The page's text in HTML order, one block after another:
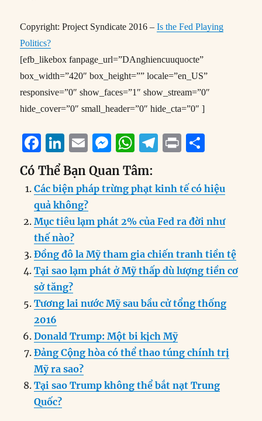
Copyright: Project Syndicate 2016 –Is the Fed Playing
Politics?
[efb_likebox fanpage_url=”DAnghiencuuquocte”
box_width=”420″ box_height=”” locale=”en_US”
responsive=”0″ show_faces=”1″ show_stream=”0″
hide_cover=”0″ small_header=”0″ hide_cta=”0″ ]
F
a
c
e
b
o
o
k
Li
n
k
e
d
I
n
E
m
ai
l
M
e
ss
e
n
er
W
h
at
s
A
p
T
e
g
r
m
P
n
t
a
re
Có Thể Bạn Quan Tâm:
Các biện pháp trừng phạt kinh tế có hiệu
quả không?
Mục tiêu lạm phát 2% của Fed ra đời như
thế nào?
Đồng đô la Mỹ tham gia chiến tranh tiền tệ
Tại sao lạm phát ở Mỹ thấp dù lượng tiền cơ
sở tăng?
Tương lai nước Mỹ sau bầu cử tổng thống
2016
Donald Trump: Một bi kịch Mỹ
Đảng Cộng hòa có thể thao túng chính trị
Mỹ ra sao?
Tại sao Trump không thể bắt nạt Trung
Quốc?